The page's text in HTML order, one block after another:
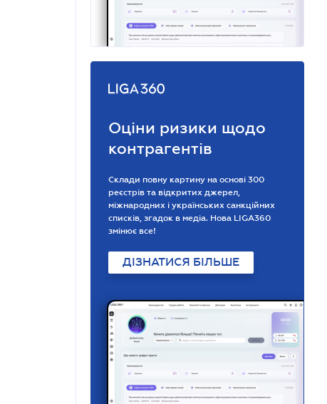
Оціни ризики щодо
контрагентів
Склади повну картину на основі 300
реєстрів та відкритих джерел,
міжнародних і українських санкційних
списків, згадок в медіа. Нова LIGA360
змінює все!
ДІЗНАТИСЯ БІЛЬШЕ